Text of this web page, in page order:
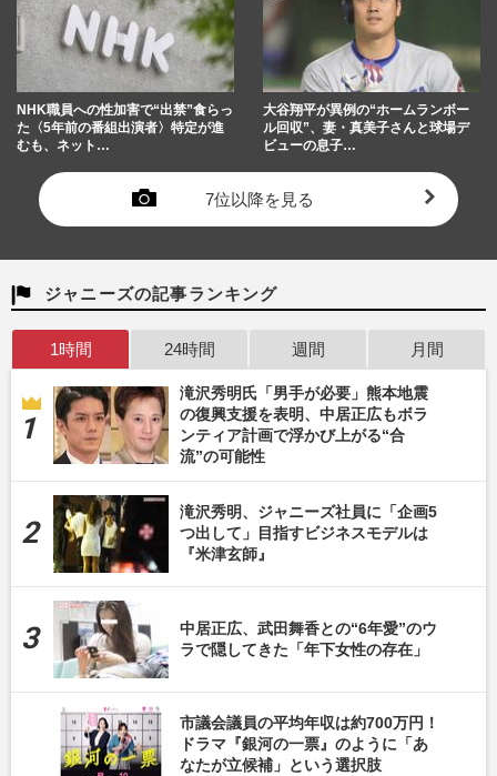
NHK職員への性加害で“出禁”食らっ
た〈5年前の番組出演者〉特定が進
むも、ネット…
大谷翔平が異例の“ホームランボー
ル回収”、妻・真美子さんと球場デ
ビューの息子…
7位以降を見る
ジャニーズの記事ランキング
1時間 24時間 週間 月間
滝沢秀明氏「男手が必要」熊本地震
の復興支援を表明、中居正広もボラ
ンティア計画で浮かび上がる“合
流”の可能性
滝沢秀明、ジャニーズ社員に「企画5
つ出して」目指すビジネスモデルは
『米津玄師』
中居正広、武田舞香との“6年愛”のウ
ラで隠してきた「年下女性の存在」
市議会議員の平均年収は約700万円！
ドラマ『銀河の一票』のように「あ
なたが立候補」という選択肢